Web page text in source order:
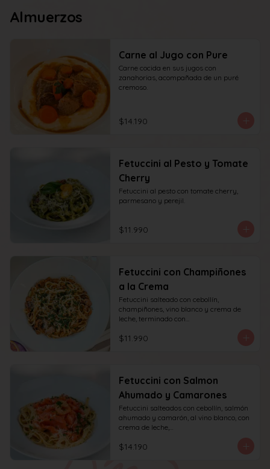
Almuerzos
Carne al Jugo con Pure
Carne cocida en sus jugos con
zanahorias, acompañada de un puré
cremoso.
$14.190
Fetuccini al Pesto y Tomate
Cherry
Fetuccini al pesto con tomate cherry,
parmesano y perejil.
$11.990
Fetuccini con Champiñones
a la Crema
Fetuccini salteado con cebollín,
champiñones, vino blanco y crema de
leche, terminado con
$11.990
Fetuccini con Salmon
Ahumado y Camarones
Fetuccini salteados con cebollín, salmón
ahumado y camarón, al vino blanco, con
crema de leche,
$14.190